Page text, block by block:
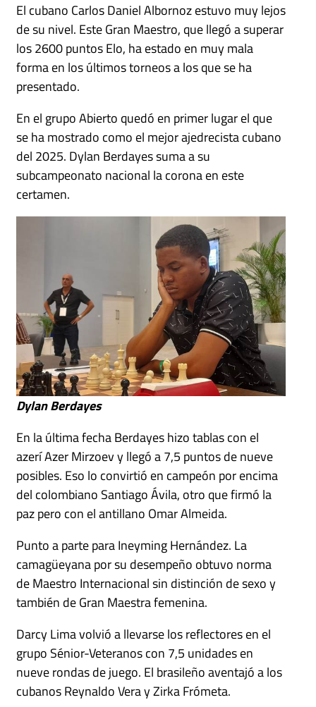
El cubano Carlos Daniel Albornoz estuvo muy lejos
de su nivel. Este Gran Maestro, que llegó a superar
los 2600 puntos Elo, ha estado en muy mala
forma en los últimos torneos a los que se ha
presentado.
En el grupo Abierto quedó en primer lugar el que
se ha mostrado como el mejor ajedrecista cubano
del 2025. Dylan Berdayes suma a su
subcampeonato nacional la corona en este
certamen.
Dylan Berdayes
En la última fecha Berdayes hizo tablas con el
azerí Azer Mirzoev y llegó a 7,5 puntos de nueve
posibles. Eso lo convirtió en campeón por encima
del colombiano Santiago Ávila, otro que firmó la
paz pero con el antillano Omar Almeida.
Punto a parte para Ineyming Hernández. La
camagüeyana por su desempeño obtuvo norma
de Maestro Internacional sin distinción de sexo y
también de Gran Maestra femenina.
Darcy Lima volvió a llevarse los reflectores en el
grupo Sénior-Veteranos con 7,5 unidades en
nueve rondas de juego. El brasileño aventajó a los
cubanos Reynaldo Vera y Zirka Frómeta.